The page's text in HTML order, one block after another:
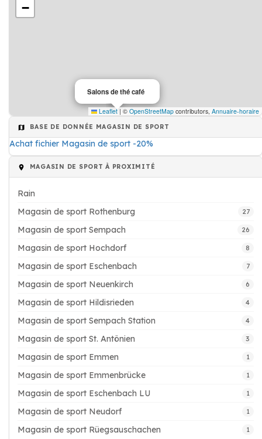
Salons de thé café
−
Leaflet | © OpenStreetMap contributors, Annuaire-horaire
BASE DE DONNÉE MAGASIN DE SPORT
Achat fichier Magasin de sport -20%
MAGASIN DE SPORT À PROXIMITÉ
Rain
Magasin de sport Rothenburg
27
Magasin de sport Sempach 26
Magasin de sport Hochdorf 8
Magasin de sport Eschenbach 7
Magasin de sport Neuenkirch 6
Magasin de sport Hildisrieden 4
Magasin de sport Sempach Station 4
Magasin de sport St. Antönien 3
Magasin de sport Emmen 1
Magasin de sport Emmenbrücke 1
Magasin de sport Eschenbach LU 1
Magasin de sport Neudorf 1
Magasin de sport Rüegsauschachen 1